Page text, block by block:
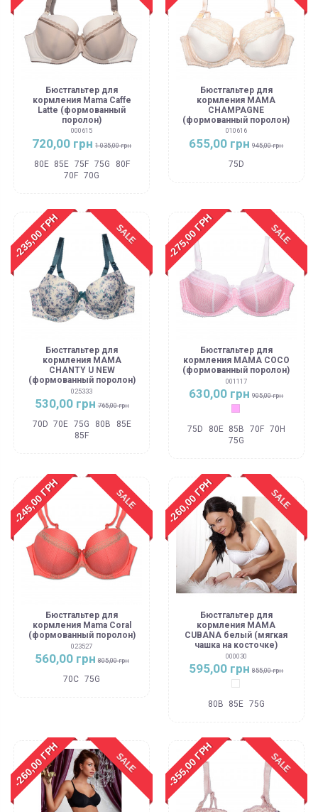
Бюстгальтер для
кормления Mama Caffe
Latte (формованный
поролон)
000615
720,00 грн 1 035,00 грн
80E 85E 75F 75G
80F
70F 70G
Бюстгальтер для
кормления MAMA
CHAMPAGNE
(формованный поролон)
010616
655,00 грн 945,00 грн
75D
SALE
-235,00 ГРН
Бюстгальтер для
кормления MAMA
CHANTY U NEW
(формованный поролон)
025333
530,00 грн 765,00 грн
70D 70E 75G 80B
85E
85F
SALE
-275,00 ГРН
Бюстгальтер для
кормления MAMA COCO
(формованный поролон)
001117
630,00 грн 905,00 грн
Чайная роза
75D
80E 85B 70F 70H
75G
SALE
-245,00 ГРН
Бюстгальтер для
кормления Mama Coral
(формованный поролон)
023527
560,00 грн 805,00 грн
70C 75G
SALE
-260,00 ГРН
Бюстгальтер для
кормления MAMA
CUBANA белый (мягкая
чашка на косточке)
000030
595,00 грн 855,00 грн
Белый
80B
85E 75G
SALE
-260,00 ГРН SALE
-355,00 ГРН